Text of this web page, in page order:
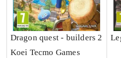
Dragon quest - builders 2
Koei Tecmo Games